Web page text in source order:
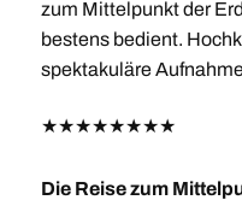
zum Mittelpunkt der
bestens bedient.
spektakuläre
★★★★★★★★
Die Reise zum